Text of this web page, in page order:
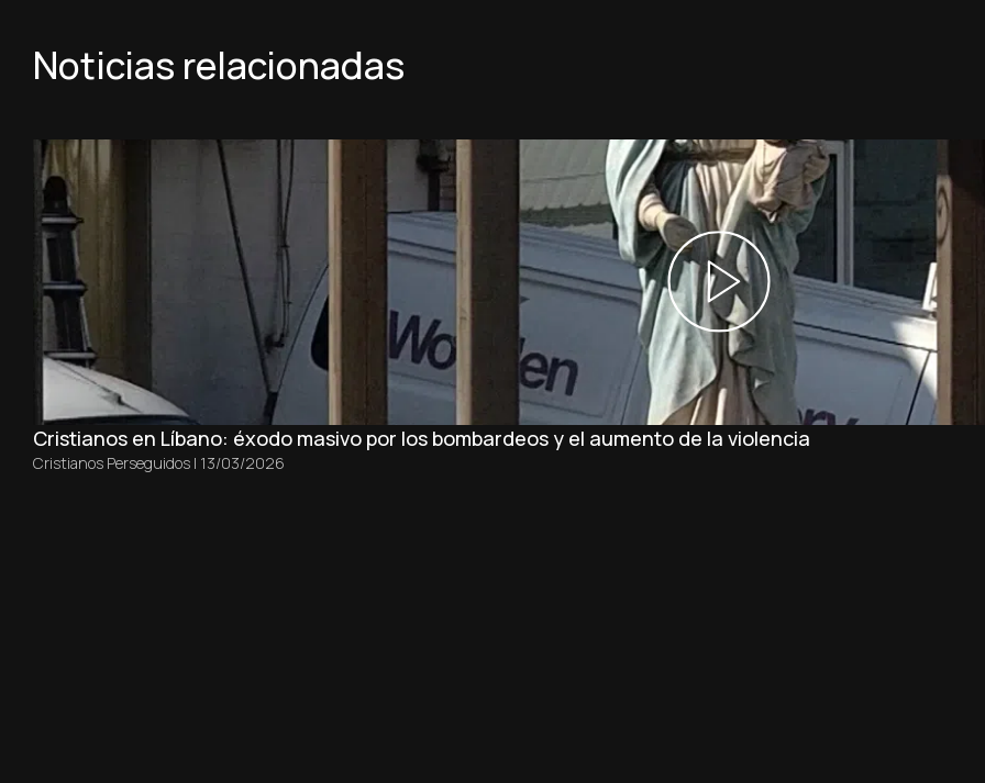
Noticias relacionadas
Cristianos en Líbano: éxodo masivo por los bombardeos y el aumento de la violencia
Cristianos Perseguidos | 13/03/2026